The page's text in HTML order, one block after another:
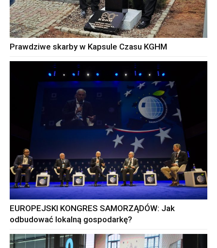
Prawdziwe skarby w Kapsule Czasu KGHM
EUROPEJSKI KONGRES SAMORZĄDÓW: Jak
odbudować lokalną gospodarkę?